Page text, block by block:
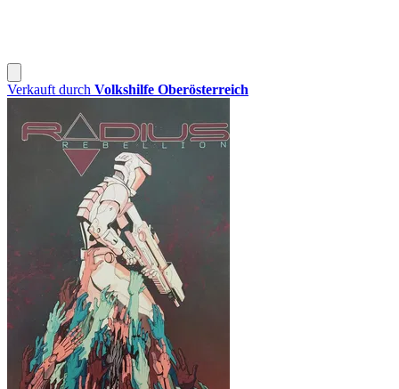
Verkauft durch Volkshilfe Oberösterreich